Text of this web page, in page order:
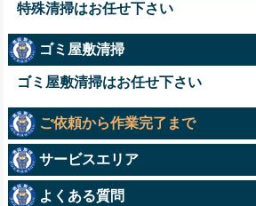
特殊清掃はお任せ下さい
ゴミ屋敷清掃
ゴミ屋敷清掃はお任せ下さい
ご依頼から作業完了まで
サービスエリア
よくある質問